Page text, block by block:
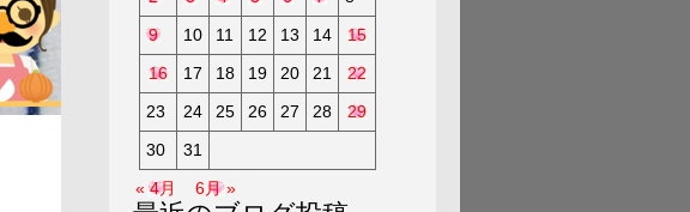
9
10 11 12 13 14
15
16
17 18 19 20 21
22
23
24 25 26 27 28
29
30
31
« 4月
6月 »